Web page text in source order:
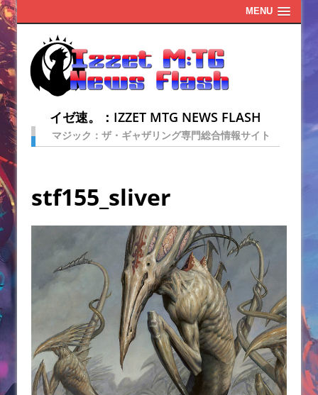
MENU
イゼ速。：IZZET MTG NEWS FLASH
マジック：ザ・ギャザリング専門総合情報サイト
stf155_sliver